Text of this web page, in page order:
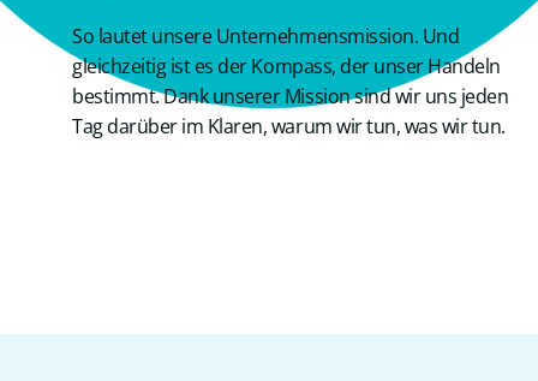
So lautet unsere Unternehmensmission. Und
gleichzeitig ist es der Kompass, der unser Handeln
bestimmt. Dank unserer Mission sind wir uns jeden
Tag darüber im Klaren, warum wir tun, was wir tun.